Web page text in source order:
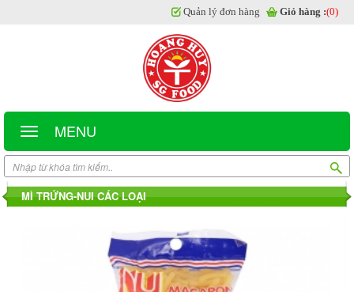
MENU
Quản lý đơn hàng Giỏ hàng :(0)
MÌ TRỨNG-NUI CÁC LOẠI